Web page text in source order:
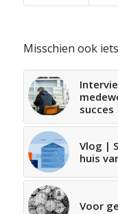
Misschien ook
succes
Vlog |
huis
Voor